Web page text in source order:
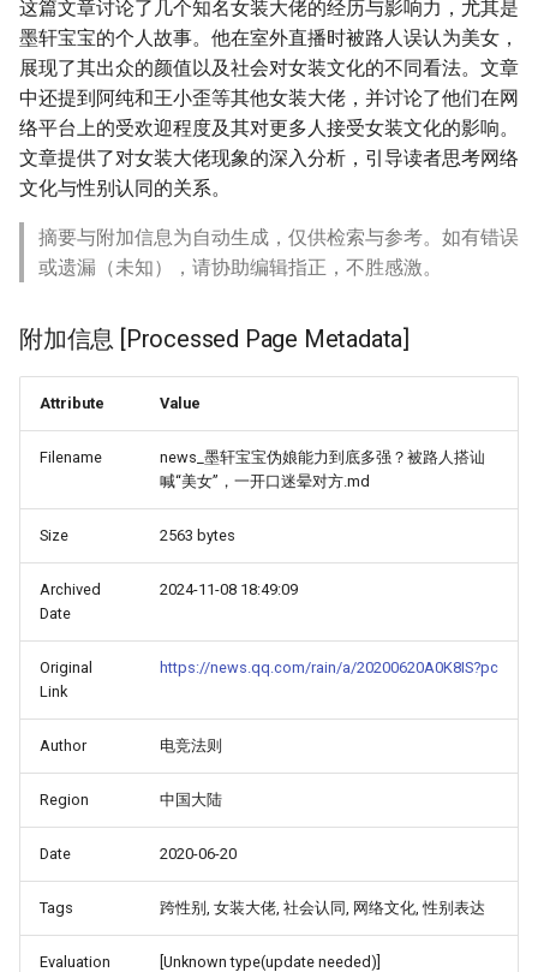
这篇文章讨论了几个知名女装大佬的经历与影响力，尤其是
墨轩宝宝的个人故事。他在室外直播时被路人误认为美女，
展现了其出众的颜值以及社会对女装文化的不同看法。文章
中还提到阿纯和王小歪等其他女装大佬，并讨论了他们在网
络平台上的受欢迎程度及其对更多人接受女装文化的影响。
文章提供了对女装大佬现象的深入分析，引导读者思考网络
文化与性别认同的关系。
摘要与附加信息为自动生成，仅供检索与参考。如有错误
或遗漏（未知），请协助编辑指正，不胜感激。
附加信息 [Processed Page Metadata]
Attribute Value
Filename
news_墨轩宝宝伪娘能力到底多强？被路人搭讪
喊“美女”，一开口迷晕对方.md
Size 2563 bytes
Archived
Date
2024-11-08 18:49:09
Original
Link
https://news.qq.com/rain/a/20200620A0K8IS?pc
Author 电竞法则
Region 中国大陆
Date 2020-06-20
Tags 跨性别, 女装大佬, 社会认同, 网络文化, 性别表达
Evaluation [Unknown type(update needed)]